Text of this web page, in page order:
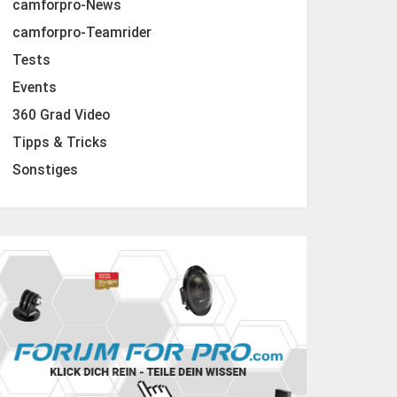
camforpro-News
camforpro-Teamrider
Tests
Events
360 Grad Video
Tipps & Tricks
Sonstiges